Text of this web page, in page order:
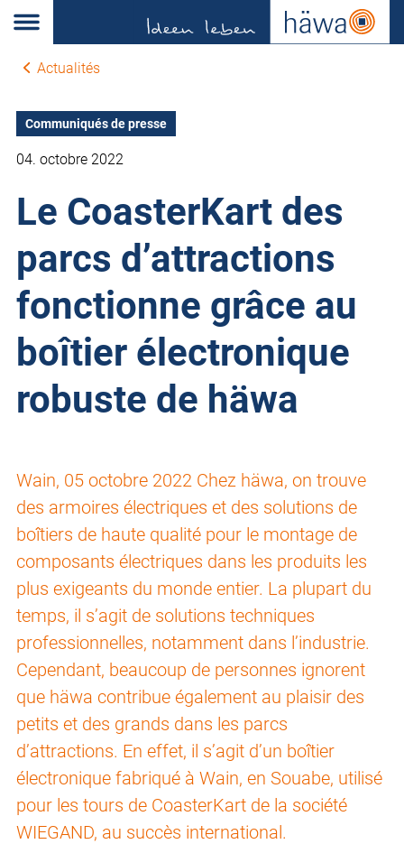
Actualités
Communiqués de presse
04. octobre 2022
Le CoasterKart des
parcs d’attractions
fonctionne grâce au
boîtier électronique
robuste de häwa
Wain, 05 octobre 2022 Chez häwa, on trouve
des armoires électriques et des solutions de
boîtiers de haute qualité pour le montage de
composants électriques dans les produits les
plus exigeants du monde entier. La plupart du
temps, il s’agit de solutions techniques
professionnelles, notamment dans l’industrie.
Cependant, beaucoup de personnes ignorent
que häwa contribue également au plaisir des
petits et des grands dans les parcs
d’attractions. En effet, il s’agit d’un boîtier
électronique fabriqué à Wain, en Souabe, utilisé
pour les tours de CoasterKart de la société
WIEGAND, au succès international.